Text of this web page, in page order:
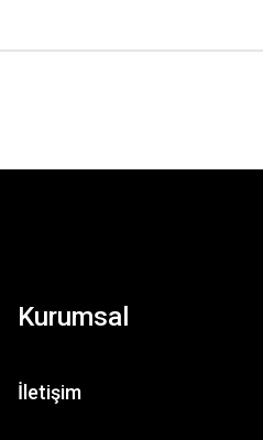
Kurumsal
İletişim